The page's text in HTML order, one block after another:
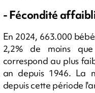
- Fécondité
En 2024, 663.000
2,2% de moins
correspond au plus
an depuis 1946. La
depuis cette période